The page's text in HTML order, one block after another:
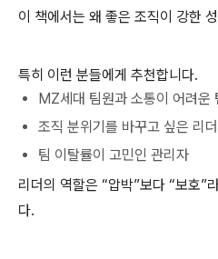
이 책에서는 왜 좋은 조직이 강한
특히 이런 분들에게 추천합니다.
MZ세대 팀원과 소통이 어려운
조직 분위기를 바꾸고 싶은 리더
팀 이탈률이 고민인 관리자
리더의 역할은 “압박”보다 “보호”
다.